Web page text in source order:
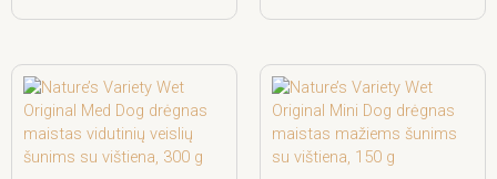
range:
3,75 €
through
27,05 €
product
has
multiple
variants.
range:
2,72 €
through
19,60 €
product
has
multiple